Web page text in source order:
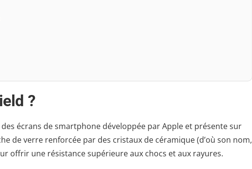
?
écrans de smartphone développée par Apple et présente sur
de verre renforcée par des cristaux de céramique (d’où son nom,
offrir une résistance supérieure aux chocs et aux rayures.